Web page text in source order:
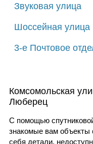
Звуковая улица
Шоссейная улица
3-е Почтовое
Комсомольская
Люберец
С помощью
знакомые вам объекты
себя детали,